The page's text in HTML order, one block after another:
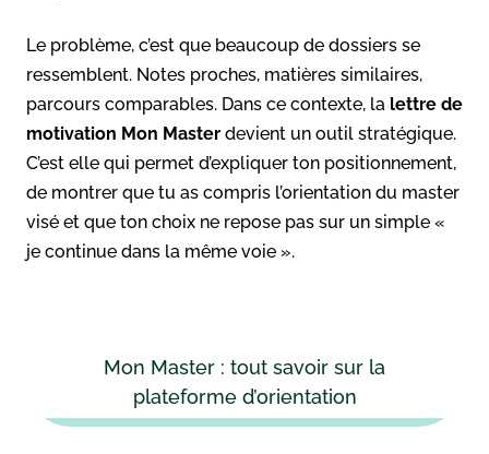
Le problème, c’est que beaucoup de dossiers se
ressemblent. Notes proches, matières similaires,
parcours comparables. Dans ce contexte, la lettre de
motivation Mon Master devient un outil stratégique.
C’est elle qui permet d’expliquer ton positionnement,
de montrer que tu as compris l’orientation du master
visé et que ton choix ne repose pas sur un simple «
je continue dans la même voie ».
Mon Master : tout savoir sur la
plateforme d’orientation